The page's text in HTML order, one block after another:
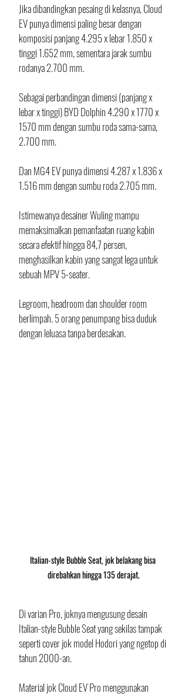
Jika dibandingkan pesaing di kelasnya, Cloud
EV punya dimensi paling besar dengan
komposisi panjang 4.295 x lebar 1.850 x
tinggi 1.652 mm, sementara jarak sumbu
rodanya 2.700 mm.
Sebagai perbandingan dimensi (panjang x
lebar x tinggi) BYD Dolphin 4.290 x 1770 x
1570 mm dengan sumbu roda sama-sama,
2.700 mm.
Dan MG4 EV punya dimensi 4.287 x 1.836 x
1.516 mm dengan sumbu roda 2.705 mm.
Istimewanya desainer Wuling mampu
memaksimalkan pemanfaatan ruang kabin
secara efektif hingga 84,7 persen,
menghasilkan kabin yang sangat lega untuk
sebuah MPV 5-seater.
Legroom, headroom dan shoulder room
berlimpah. 5 orang penumpang bisa duduk
dengan leluasa tanpa berdesakan.
Italian-style Bubble Seat, jok belakang bisa
direbahkan hingga 135 derajat.
Di varian Pro, joknya mengusung desain
Italian-style Bubble Seat yang sekilas tampak
seperti cover jok model Hodori yang ngetop di
tahun 2000-an.
Material jok Cloud EV Pro menggunakan